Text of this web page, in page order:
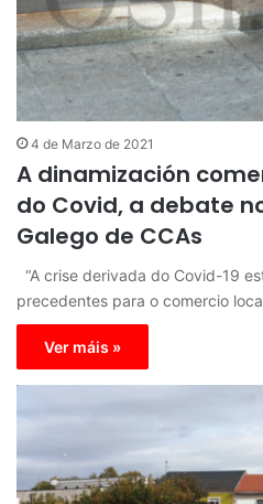
4 de Marzo de 2021
A dinamización
do Covid, a debate
Galego de CCAs
“A crise derivada do Covid-19
precedentes para o comercio
Ver máis »